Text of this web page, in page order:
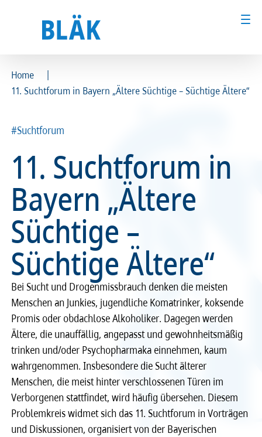
Ärztinnen und Ärzte
MFA & Fachpersonal
Patientinnen und Patienten
Kammer & Politik
Presse
Karriere
Recht
Service & Kontakt
meineBLÄK
Ärztinnen und Ärzte
MFA & Fachpersonal
Patientinnen und Patienten
Kammer & Politik
Presse
Karriere
Recht
Service & Kontakt
meineBLÄK
Home
|
11. Suchtforum in Bayern „Ältere Süchtige – Süchtige Ältere“
#Suchtforum
11. Suchtforum in
Bayern „Ältere
Süchtige –
Süchtige Ältere“
Bei Sucht und Drogenmissbrauch denken die meisten
Menschen an Junkies, jugendliche Komatrinker, koksende
Promis oder obdachlose Alkoholiker. Dagegen werden
Ältere, die unauffällig, angepasst und gewohnheitsmäßig
trinken und/oder Psychopharmaka einnehmen, kaum
wahrgenommen. Insbesondere die Sucht älterer
Menschen, die meist hinter verschlossenen Türen im
Verborgenen stattfindet, wird häufig übersehen. Diesem
Problemkreis widmet sich das 11. Suchtforum in Vorträgen
und Diskussionen, organisiert von der Bayerischen